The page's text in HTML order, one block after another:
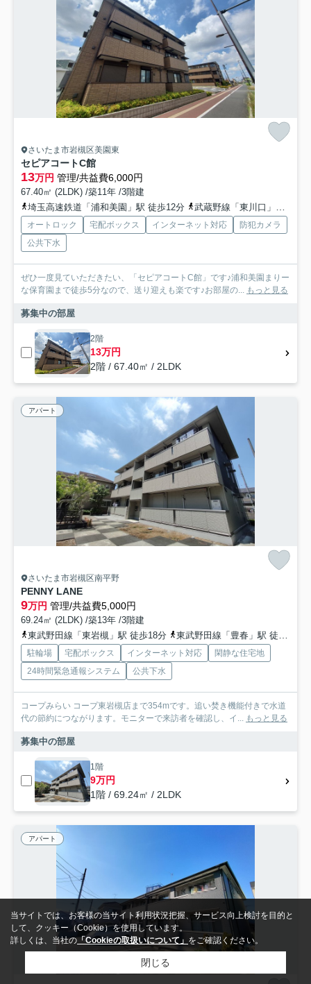
さいたま市岩槻区美園東
セピアコートC館
13万円 管理/共益費6,000円
67.40㎡ (2LDK) /築11年 /3階建
埼玉高速鉄道「浦和美園」駅 徒歩12分
武蔵野線「東川口」駅 徒歩45分
オートロック 宅配ボックス インターネット対応
防犯カメラ
公共下水
ぜひ一度見ていただきたい、「セピアコートC館」です♪浦和美園まりー
な保育園まで徒歩5分なので、送り迎えも楽です♪お部屋の...
もっと見る
募集中の部屋
2階
13万円
2階 / 67.40㎡ / 2LDK
アパート
さいたま市岩槻区南平野
PENNY LANE
9万円 管理/共益費5,000円
69.24㎡ (2LDK) /築13年 /3階建
東武野田線「東岩槻」駅 徒歩18分
東武野田線「豊春」駅 徒歩28分
駐輪場 宅配ボックス インターネット対応
閑静な住宅地
24時間緊急通報システム
公共下水
コープみらい コープ東岩槻店まで354mです。追い焚き機能付きで水道
代の節約につながります。モニターで来訪者を確認し、イ...
もっと見る
募集中の部屋
1階
9万円
1階 / 69.24㎡ / 2LDK
アパート
当サイトでは、お客様の当サイト利用状況把握、サービス向上検討を目的と
して、クッキー（Cookie）を使用しています。
詳しくは、当社の 「Cookieの取扱いについて」 をご確認ください。
閉じる